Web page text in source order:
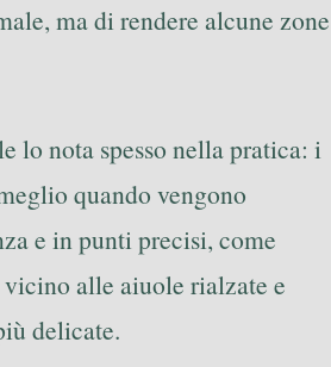
ma di rendere alcune zone
lo nota spesso nella pratica: i
quando vengono
e in punti precisi, come
alle aiuole rialzate e
delicate.